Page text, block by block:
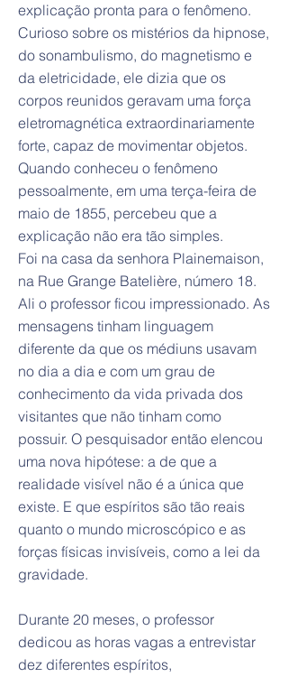
explicação pronta para o fenômeno.
Curioso sobre os mistérios da hipnose,
do sonambulismo, do magnetismo e
da eletricidade, ele dizia que os
corpos reunidos geravam uma força
eletromagnética extraordinariamente
forte, capaz de movimentar objetos.
Quando conheceu o fenômeno
pessoalmente, em uma terça-feira de
maio de 1855, percebeu que a
explicação não era tão simples.
Foi na casa da senhora Plainemaison,
na Rue Grange Batelière, número 18.
Ali o professor ficou impressionado. As
mensagens tinham linguagem
diferente da que os médiuns usavam
no dia a dia e com um grau de
conhecimento da vida privada dos
visitantes que não tinham como
possuir. O pesquisador então elencou
uma nova hipótese: a de que a
realidade visível não é a única que
existe. E que espíritos são tão reais
quanto o mundo microscópico e as
forças físicas invisíveis, como a lei da
gravidade.
Durante 20 meses, o professor
dedicou as horas vagas a entrevistar
dez diferentes espíritos,